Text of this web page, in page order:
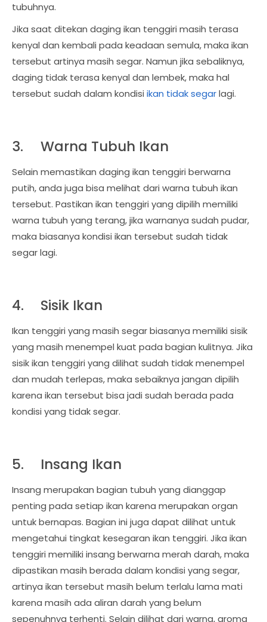
tubuhnya.
Jika saat ditekan daging ikan tenggiri masih terasa
kenyal dan kembali pada keadaan semula, maka ikan
tersebut artinya masih segar. Namun jika sebaliknya,
daging tidak terasa kenyal dan lembek, maka hal
tersebut sudah dalam kondisi ikan tidak segarlagi.
3. Warna Tubuh Ikan
Selain memastikan daging ikan tenggiri berwarna
putih, anda juga bisa melihat dari warna tubuh ikan
tersebut. Pastikan ikan tenggiri yang dipilih memiliki
warna tubuh yang terang, jika warnanya sudah pudar,
maka biasanya kondisi ikan tersebut sudah tidak
segar lagi.
4. Sisik Ikan
Ikan tenggiri yang masih segar biasanya memiliki sisik
yang masih menempel kuat pada bagian kulitnya. Jika
sisik ikan tenggiri yang dilihat sudah tidak menempel
dan mudah terlepas, maka sebaiknya jangan dipilih
karena ikan tersebut bisa jadi sudah berada pada
kondisi yang tidak segar.
5. Insang Ikan
Insang merupakan bagian tubuh yang dianggap
penting pada setiap ikan karena merupakan organ
untuk bernapas. Bagian ini juga dapat dilihat untuk
mengetahui tingkat kesegaran ikan tenggiri. Jika ikan
tenggiri memiliki insang berwarna merah darah, maka
dipastikan masih berada dalam kondisi yang segar,
artinya ikan tersebut masih belum terlalu lama mati
karena masih ada aliran darah yang belum
sepenuhnya terhenti. Selain dilihat dari warna, aroma